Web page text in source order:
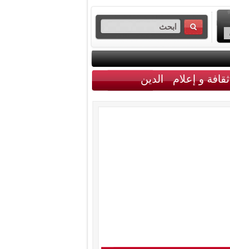
ثقافة و إعلام الدين